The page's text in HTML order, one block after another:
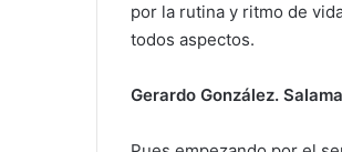
por la rutina y ritmo de
todos aspectos.
Gerardo González.